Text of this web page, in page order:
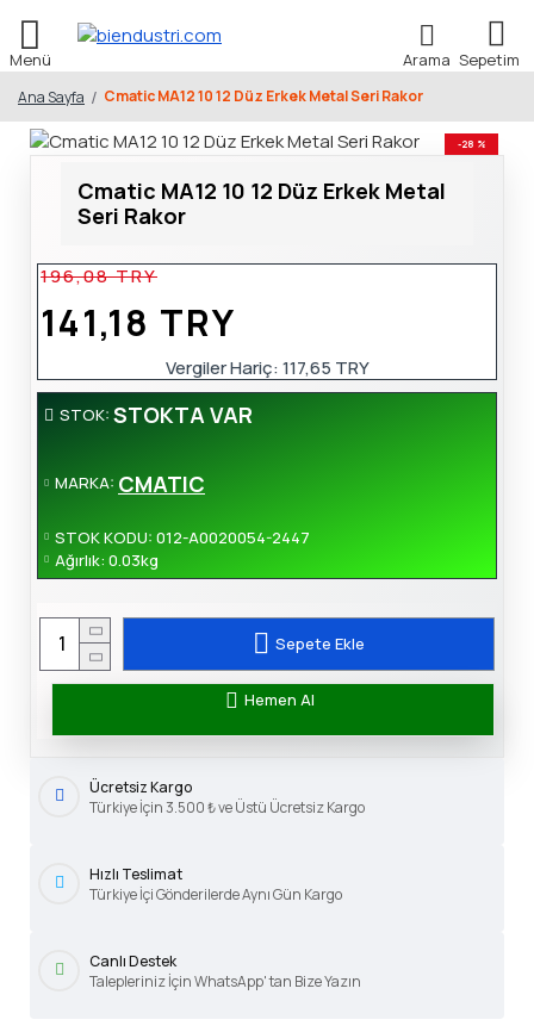
Ana Sayfa Cmatic MA12 10 12 Düz Erkek Metal Seri Rakor
-28 %
Cmatic MA12 10 12 Düz Erkek Metal
Seri Rakor
STOK: STOKTA VAR
MARKA: CMATIC
STOK KODU: 012-A0020054-2447
Ağırlık: 0.03kg
141,18 TRY
196,08 TRY
Vergiler Hariç:117,65 TRY
Sepete Ekle
Hemen Al
Ücretsiz Kargo
Türkiye İçin 3.500 ₺ ve Üstü Ücretsiz Kargo
Hızlı Teslimat
Türkiye İçi Gönderilerde Aynı Gün Kargo
Canlı Destek
Talepleriniz İçin WhatsApp' tan Bize Yazın